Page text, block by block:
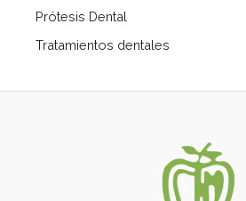
Prótesis Dental
Tratamientos dentales